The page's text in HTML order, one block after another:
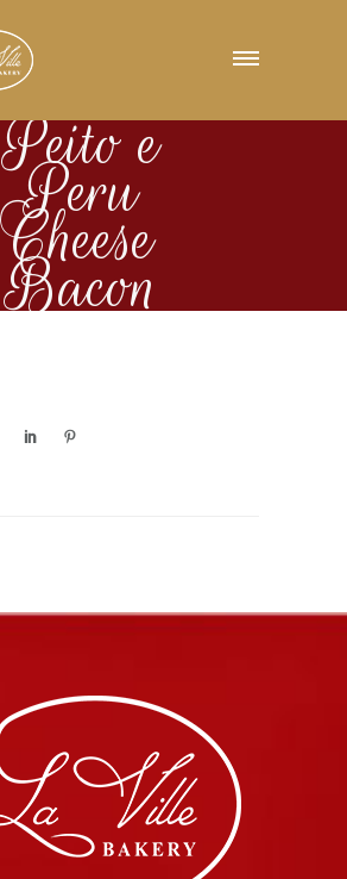
Peito e
Peru
Cheese
Bacon